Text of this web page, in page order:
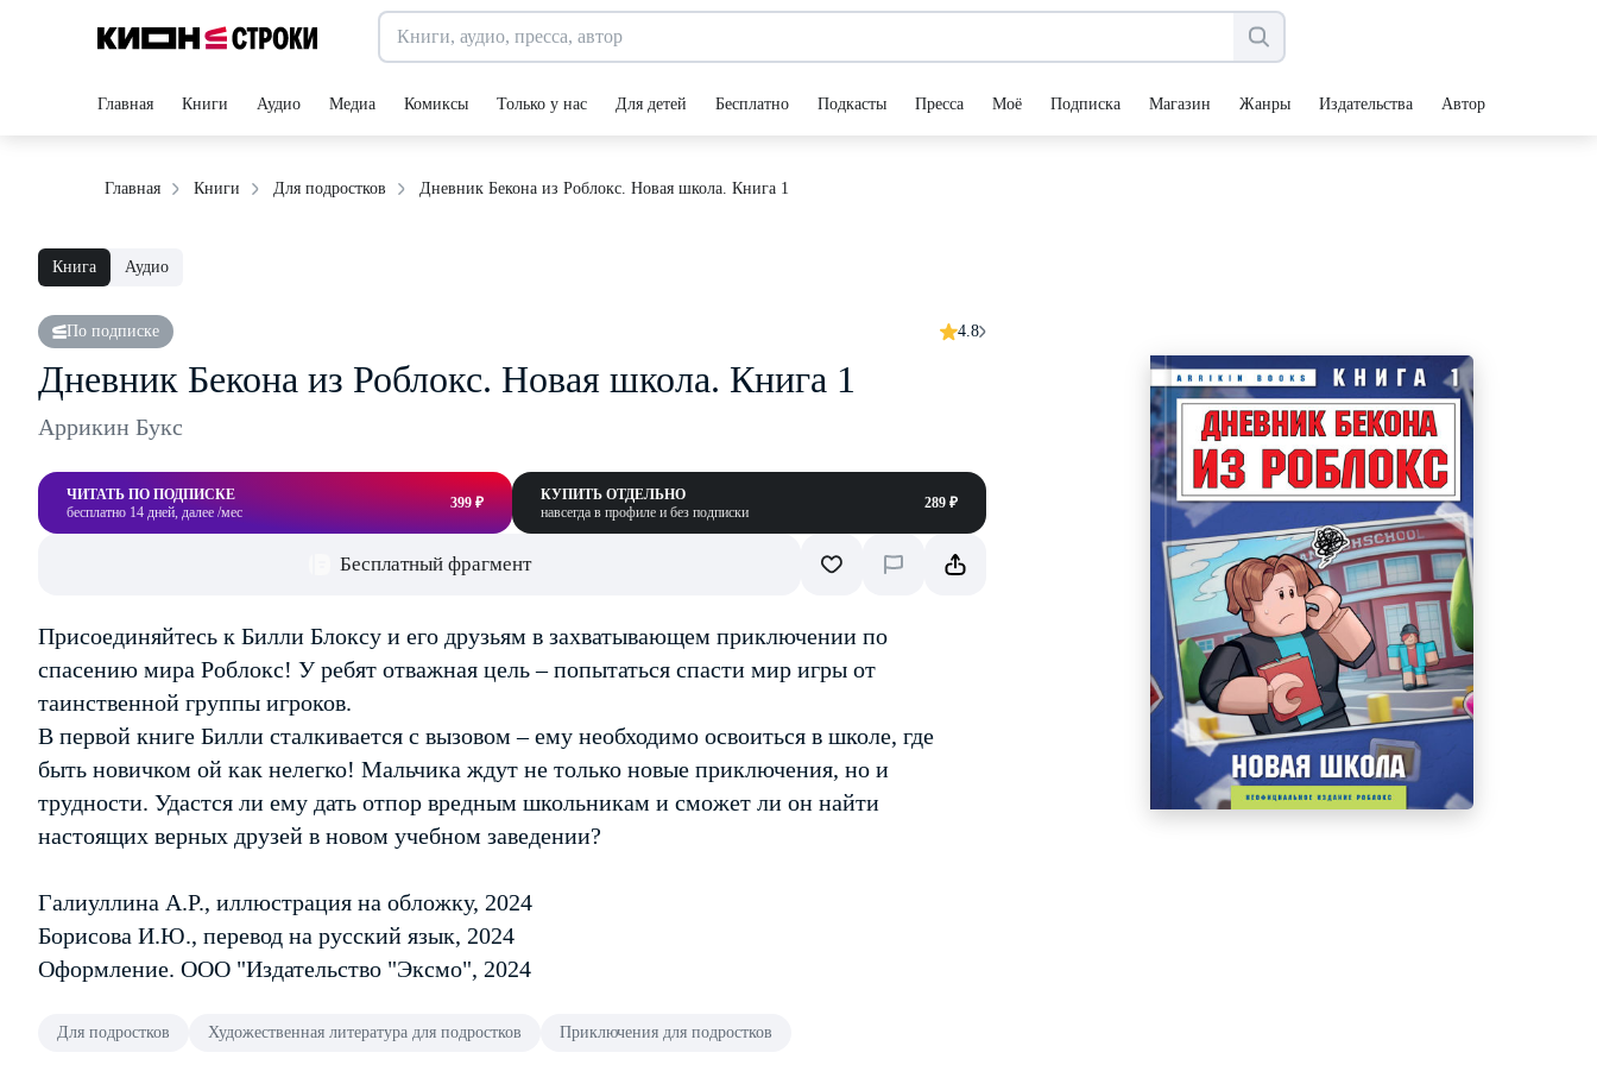
Главная Книги Аудио Медиа Комиксы Только у нас Для детей Бесплатно Подкасты Пресса Моё Подписка Магазин Жанры Издательства Авторы
Главная Книги Для подростков Дневник Бекона из Роблокс. Новая школа. Книга 1
Книга Аудио
По подписке 4.8
Дневник Бекона из Роблокс. Новая школа. Книга 1
Аррикин Букс
ЧИТАТЬ ПО ПОДПИСКЕ
бесплатно 14 дней, далее /мес
399 ₽
КУПИТЬ ОТДЕЛЬНО
навсегда в профиле и без подписки
289 ₽
Бесплатный фрагмент
Присоединяйтесь к Билли Блоксу и его друзьям в захватывающем приключении по
спасению мира Роблокс! У ребят отважная цель – попытаться спасти мир игры от
таинственной группы игроков.
В первой книге Билли сталкивается с вызовом – ему необходимо освоиться в школе, где
быть новичком ой как нелегко! Мальчика ждут не только новые приключения, но и
трудности. Удастся ли ему дать отпор вредным школьникам и сможет ли он найти
настоящих верных друзей в новом учебном заведении?
Галиуллина А.Р., иллюстрация на обложку, 2024
Борисова И.Ю., перевод на русский язык, 2024
Оформление. ООО "Издательство "Эксмо", 2024
Для подростков Художественная литература для подростков Приключения для подростков